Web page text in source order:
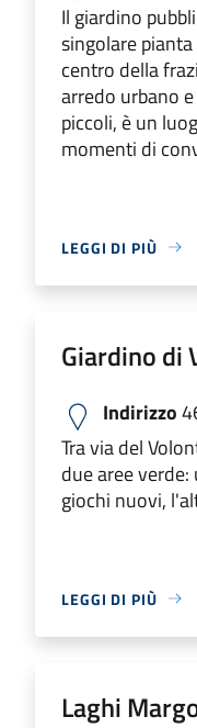
Il giardino
singolare
centro della
arredo urbano
piccoli, è un
momenti di
LEGGI DI PIÙ
Giardino di
Indirizzo
Tra via del
due aree
giochi nuovi,
LEGGI DI PIÙ
Laghi